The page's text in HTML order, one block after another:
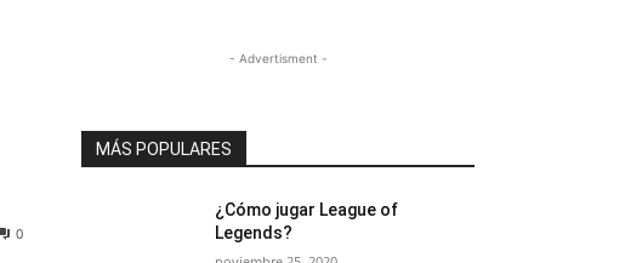
0
- Advertisment -
MÁS POPULARES
¿Cómo jugar League of
Legends?